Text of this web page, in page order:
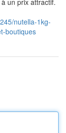
un prix attractif.
nutella-1kg-
boutiques